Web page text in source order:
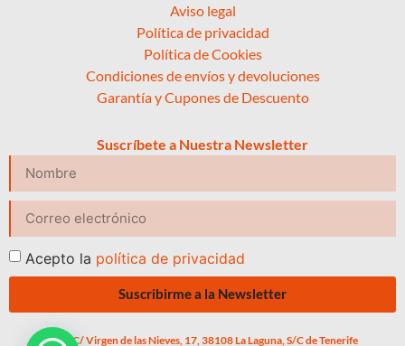
Aviso legal
Política de privacidad
Política de Cookies
Condiciones de envíos y devoluciones
Garantía y Cupones de Descuento
Suscríbete a Nuestra Newsletter
Acepto la política de privacidad
Suscribirme a la Newsletter
C/ Virgen de las Nieves, 17, 38108 La Laguna, S/C de Tenerife